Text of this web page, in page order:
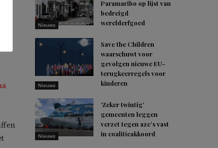
Nieuws
Paramaribo op lijst van
bedreigd
werelderfgoed
Nieuws
Save the Children
waarschuwt voor
gevolgen nieuwe EU-
terugkeerregels voor
kinderen
Nieuws
‘Zeker twintig’
gemeenten leggen
verzet tegen azc’s vast
in coalitieakkoord